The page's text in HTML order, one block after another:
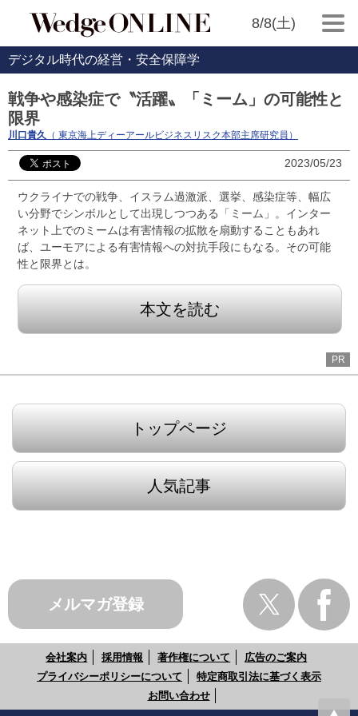
8/8(土)
デジタル時代の経営・安全保障学
戦争や感染症で〝活躍〟「ミーム」の可能性と
限界
川口貴久 （ 東京海上ディーアールビジネスリスク本部主席研究員）
2023/05/23
ウクライナでの戦争、イスラム過激派、選挙、感染症等、幅広
い分野でシンボルとして出現しつつある「ミーム」。インター
ネット上でのミームは有害情報の拡散を扇動することもあれ
ば、ユーモアによる有害情報への対抗手段にもなる。その可能
性と限界とは。
本文を読む
PR
トップページ
人気記事
メルマガ登録
会社案内 採用情報 著作権について
広告のご案内
プライバシーポリシーについて
特定商取引法に基づく表示
お問い合わせ